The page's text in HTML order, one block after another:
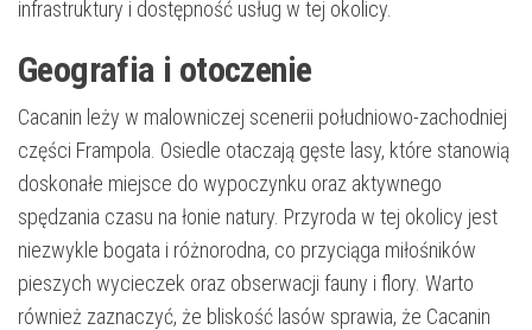
infrastruktury i dostępność usług w tej okolicy.
Geografia i otoczenie
Cacanin leży w malowniczej scenerii południowo-zachodniej
części Frampola. Osiedle otaczają gęste lasy, które stanowią
doskonałe miejsce do wypoczynku oraz aktywnego
spędzania czasu na łonie natury. Przyroda w tej okolicy jest
niezwykle bogata i różnorodna, co przyciąga miłośników
pieszych wycieczek oraz obserwacji fauny i flory. Warto
również zaznaczyć, że bliskość lasów sprawia, że Cacanin